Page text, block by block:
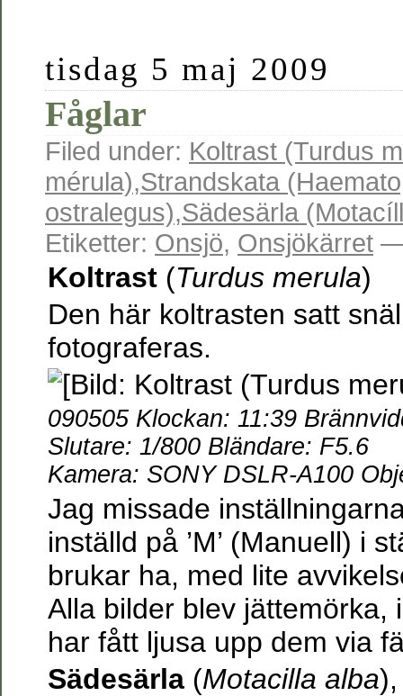
tisdag 5 maj 2009
Fåglar
Filed under: Koltrast (Turdus
mérula),Strandskata
ostralegus),Sädesärla
Etiketter: Onsjö, Onsjökärret —
Koltrast (Turdus merula)
Den här koltrasten satt
fotograferas.
090505 Klockan: 11:39
Slutare: 1/800 Bländare: F5.6
Kamera: SONY DSLR-A100
Jag missade
inställd på ’M’ (Manuell) i
brukar ha, med lite
Alla bilder blev jättemörka,
har fått ljusa upp dem via
Sädesärla (Motacilla alba